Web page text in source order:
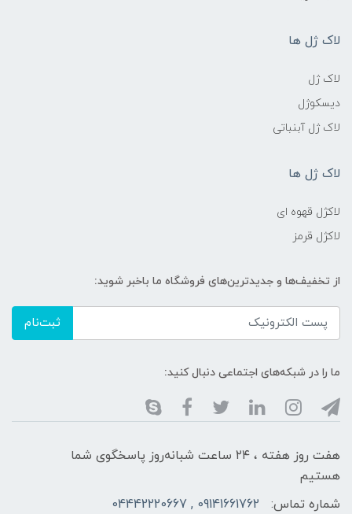
لاک ژل ها
لاک ژل
دیسکوژل
لاک ژل آبنباتی
لاک ژل ها
لاکژل قهوه ای
لاکژل قرمز
از تخفیف‌ها و جدیدترین‌های فروشگاه ما باخبر شوید:
ثبت‌نام
ما را در شبکه‌های اجتماعی دنبال کنید:
هفت روز هفته ، ۲۴ ساعت شبانه‌روز پاسخگوی شما
هستیم
شماره تماس:
09141661762 , 04442220667